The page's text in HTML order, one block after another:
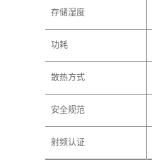
存储湿度
功耗
散热方式
安全规范
射频认证